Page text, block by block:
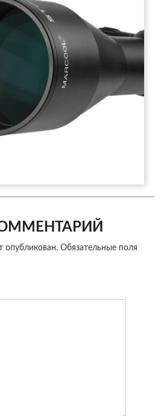
опубликован. Обязательные поля